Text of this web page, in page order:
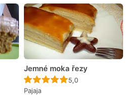
nebyl hodnocen
Jemné moka řezy
Recept ještě nebyl
5,0
Pajaja